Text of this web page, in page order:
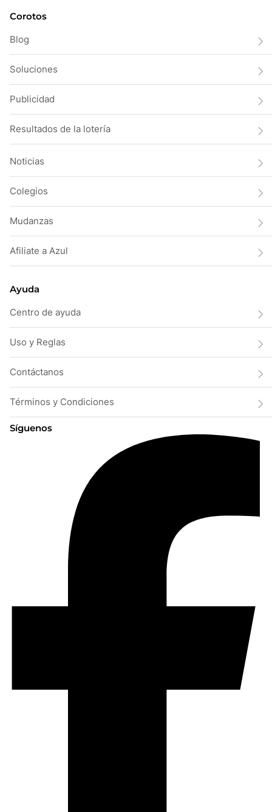
Corotos
Blog
Soluciones
Publicidad
Resultados de la lotería
Noticias
Colegios
Mudanzas
Afiliate a Azul
Ayuda
Centro de ayuda
Uso y Reglas
Contáctanos
Términos y Condiciones
Síguenos